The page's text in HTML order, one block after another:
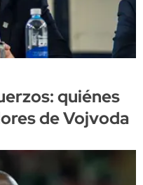
quiénes
de Vojvoda